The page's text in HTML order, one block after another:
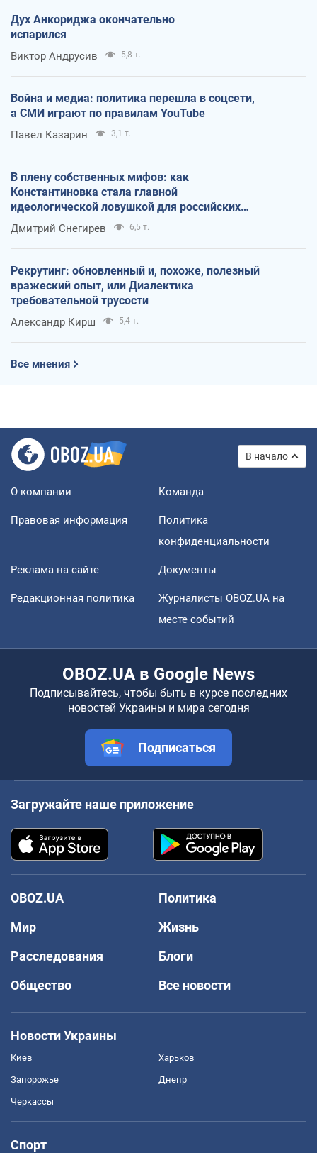
Дух Анкориджа окончательно
испарился
Виктор Андрусив 5,8 т.
Война и медиа: политика перешла в соцсети,
а СМИ играют по правилам YouTube
Павел Казарин 3,1 т.
В плену собственных мифов: как
Константиновка стала главной
идеологической ловушкой для российских
оккупантов
Дмитрий Снегирев 6,5 т.
Рекрутинг: обновленный и, похоже, полезный
вражеский опыт, или Диалектика
требовательной трусости
Александр Кирш 5,4 т.
Все мнения
В начало
О компании Команда
Правовая информация
Политика
конфиденциальности
Реклама на сайте Документы
Редакционная политика
Журналисты OBOZ.UA на
месте событий
OBOZ.UA в Google News
Подписывайтесь, чтобы быть в курсе последних
новостей Украины и мира сегодня
Подписаться
Загружайте наше приложение
OBOZ.UA
Политика
Мир
Жизнь
Расследования
Блоги
Общество
Все новости
Новости Украины
Киев Харьков
Запорожье Днепр
Черкассы
Спорт